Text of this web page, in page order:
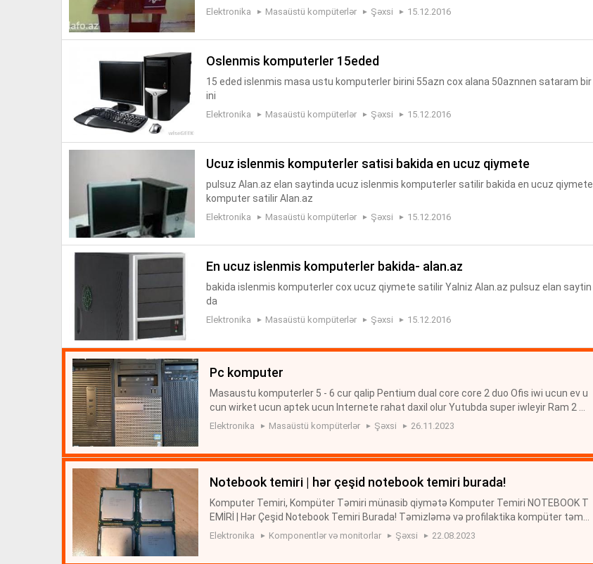
yalniz real alicilara 0556220992 Bakida pulsuz elan saytinda Alan.az pulsuz elan...
Elektronika Masaüstü kompüterlər Şəxsi 15.12.2016
oslenmis komputerler 15eded
15 eded islenmis masa ustu komputerler birini 55azn cox alana 50aznnen sataram bir
ini
Elektronika Masaüstü kompüterlər Şəxsi 15.12.2016
ucuz islenmis komputerler satisi bakida en ucuz qiymete
pulsuz Alan.az elan saytinda ucuz islenmis komputerler satilir bakida en ucuz qiymete
komputer satilir Alan.az
Elektronika Masaüstü kompüterlər Şəxsi 15.12.2016
en ucuz islenmis komputerler bakida- alan.az
bakida islenmis komputerler cox ucuz qiymete satilir Yalniz Alan.az pulsuz elan saytin
da
Elektronika Masaüstü kompüterlər Şəxsi 15.12.2016
pc komputer
Masaustu komputerler 5 - 6 cur qalip Pentium dual core core 2 duo Ofis iwi ucun ev u
cun wirket ucun aptek ucun Internete rahat daxil olur Yutubda super iwleyir Ram 2 g
b Hdd 80 120 160 gb Monitor hp 15lik Klaviatura maus var ve kabelleri verilir
Elektronika Masaüstü kompüterlər Şəxsi 26.11.2023
notebook temi̇ri̇ | hər çeşid notebook temiri burada!
Komputer Temiri, Kompüter Təmiri münasib qiymətə Komputer Temiri NOTEBOOK T
EMİRİ | Hər Çeşid Notebook Temiri Burada! Təmizləmə və profilaktika kompüter təmir
i Kompuyter xidmetleri təmiri kompuyter proqramlari yazilmasi təmizlənməsi it xidm
Elektronika Komponentlər və monitorlar Şəxsi 22.08.2023